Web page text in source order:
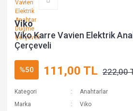
Viko
Viko Karre Vavien Elektrik
Çerçeveli
%50 111,00 TL 222,00
Kategori
Anahtarlar
Marka
Viko